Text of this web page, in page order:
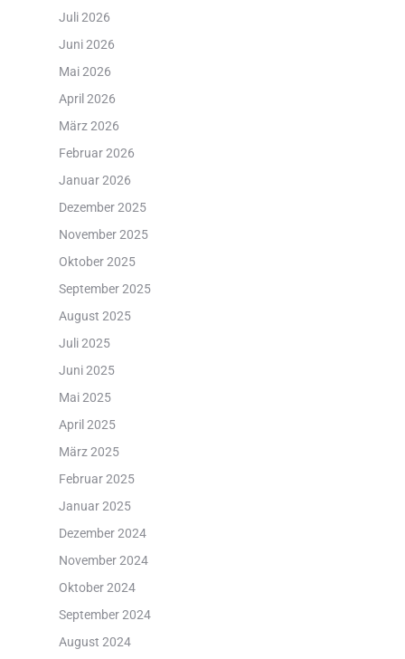
Juli 2026
Juni 2026
Mai 2026
April 2026
März 2026
Februar 2026
Januar 2026
Dezember 2025
November 2025
Oktober 2025
September 2025
August 2025
Juli 2025
Juni 2025
Mai 2025
April 2025
März 2025
Februar 2025
Januar 2025
Dezember 2024
November 2024
Oktober 2024
September 2024
August 2024